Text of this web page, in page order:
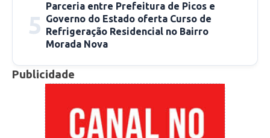
5
Parceria entre Prefeitura de Picos e
Governo do Estado oferta Curso de
Refrigeração Residencial no Bairro
Morada Nova
Publicidade